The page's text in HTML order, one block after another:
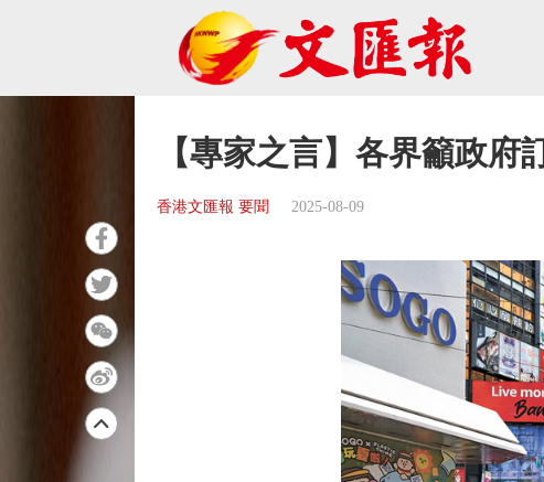
【專家之言】各界籲政府
香港文匯報 要聞 2025-08-09